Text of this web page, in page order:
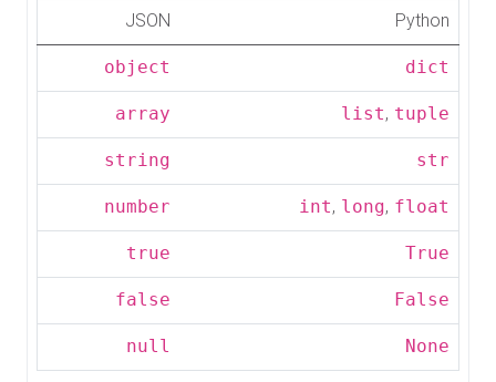
Python
JSON
dict
object
list, tuple
array
str
string
int, long, float
number
True
true
False
false
None
null